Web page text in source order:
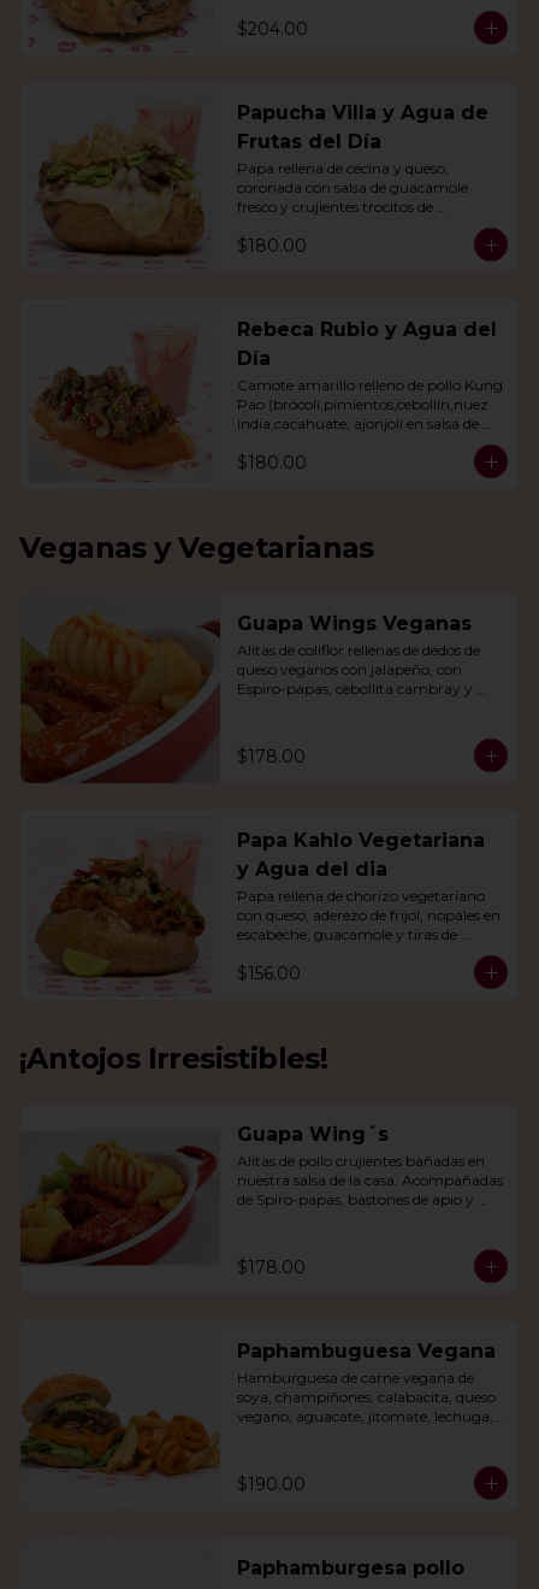
$204.00
Papucha Villa y Agua de
Frutas del Día
Papa rellena de cecina y queso,
coronada con salsa de guacamole
fresco y crujientes trocitos de
agua del día.
$180.00
Rebeca Rubio y Agua del
Día
Camote amarillo relleno de pollo Kung
Pao (brócoli,pimientos,cebollín,nuez
India,cacahuate, ajonjolí en salsa de
$180.00
Veganas y Vegetarianas
Guapa Wings Veganas
Alitas de coliflor rellenas de dedos de
queso veganos con jalapeño, con
Espiro-papas, cebollita cambray y
$178.00
Papa Kahlo Vegetariana
y Agua del dia
Papa rellena de chorizo vegetariano
con queso, aderezo de frijol, nopales en
escabeche, guacamole y tiras de
$156.00
¡Antojos Irresistibles!
Guapa Wing´s
Alitas de pollo crujientes bañadas en
nuestra salsa de la casa. Acompañadas
de Spiro-papas, bastones de apio y
$178.00
Paphambuguesa Vegana
Hamburguesa de carne vegana de
soya, champiñones, calabacita, queso
vegano, aguacate, jitomate, lechuga,
$190.00
Paphamburgesa pollo